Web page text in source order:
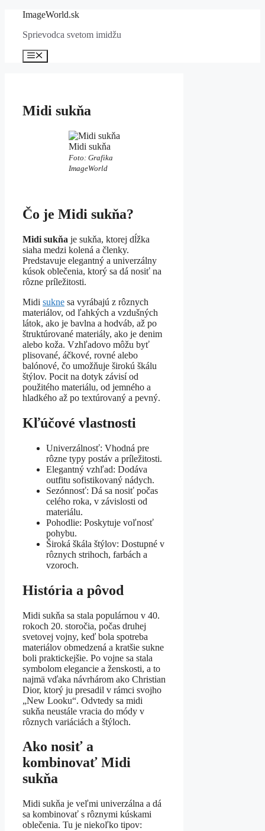
Preskočiť
obsah
ImageWorld.sk
Sprievodca svetom imidžu
Menu
Midi sukňa
Midi sukňa
Foto: Grafika
ImageWorld
Čo je Midi sukňa?
Midi sukňa je sukňa, ktorej dĺžka
siaha medzi kolená a členky.
Predstavuje elegantný a univerzálny
kúsok oblečenia, ktorý sa dá nosiť na
rôzne príležitosti.
Midi sukne sa vyrábajú z rôznych
materiálov, od ľahkých a vzdušných
látok, ako je bavlna a hodváb, až po
štruktúrované materiály, ako je denim
alebo koža. Vzhľadovo môžu byť
plisované, áčkové, rovné alebo
balónové, čo umožňuje širokú škálu
štýlov. Pocit na dotyk závisí od
použitého materiálu, od jemného a
hladkého až po textúrovaný a pevný.
Kľúčové vlastnosti
Univerzálnosť: Vhodná pre
rôzne typy postáv a príležitosti.
Elegantný vzhľad: Dodáva
outfitu sofistikovaný nádych.
Sezónnosť: Dá sa nosiť počas
celého roka, v závislosti od
materiálu.
Pohodlie: Poskytuje voľnosť
pohybu.
Široká škála štýlov: Dostupné v
rôznych strihoch, farbách a
vzoroch.
História a pôvod
Midi sukňa sa stala populárnou v 40.
rokoch 20. storočia, počas druhej
svetovej vojny, keď bola spotreba
materiálov obmedzená a kratšie sukne
boli praktickejšie. Po vojne sa stala
symbolom elegancie a ženskosti, a to
najmä vďaka návrhárom ako Christian
Dior, ktorý ju presadil v rámci svojho
„New Looku“. Odvtedy sa midi
sukňa neustále vracia do módy v
rôznych variáciách a štýloch.
Ako nosiť a
kombinovať Midi
sukňa
Midi sukňa je veľmi univerzálna a dá
sa kombinovať s rôznymi kúskami
oblečenia. Tu je niekoľko tipov: